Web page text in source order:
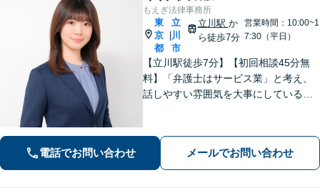
もえぎ法律事務所
東
京
都
立
川
市
立川駅 か
ら徒歩7分
営業時間：10:00~1
7:30（平日）
【立川駅徒歩7分】【初回相談45分無
料】「弁護士はサービス業」と考え、
話しやすい雰囲気を大事にしている事
を心がけています【離婚・男女問題／
相続・遺言／交通事故】
電話でお問い合わせ メールでお問い合わせ